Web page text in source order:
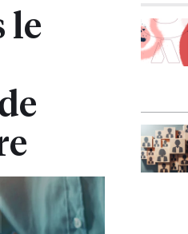
le